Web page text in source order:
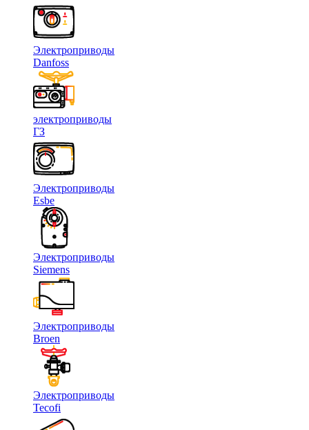
Электроприводы
Danfoss
электроприводы
ГЗ
Электроприводы
Esbe
Электроприводы
Siemens
Электроприводы
Broen
Электроприводы
Tecofi